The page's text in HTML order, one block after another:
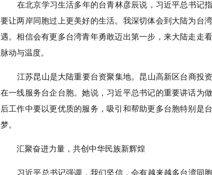
在北京学习生活多年的台青林彦辰说，习近平总书记
要让两岸同胞过上更美好的生活。我深切体会到大陆为台
遇。相信会有更多台湾青年勇敢迈出第一步，来大陆走走
脉动与温度。
江苏昆山是大陆重要台资聚集地。昆山高新区台商投
在一线服务台企台胞。她说，习近平总书记的重要讲话为
后工作中要以更优质的服务，吸引和帮助更多台胞特别是
梦。
汇聚奋进力量，共创中华民族新辉煌
习近平总书记强调，我们坚信，会有越来越多台湾同